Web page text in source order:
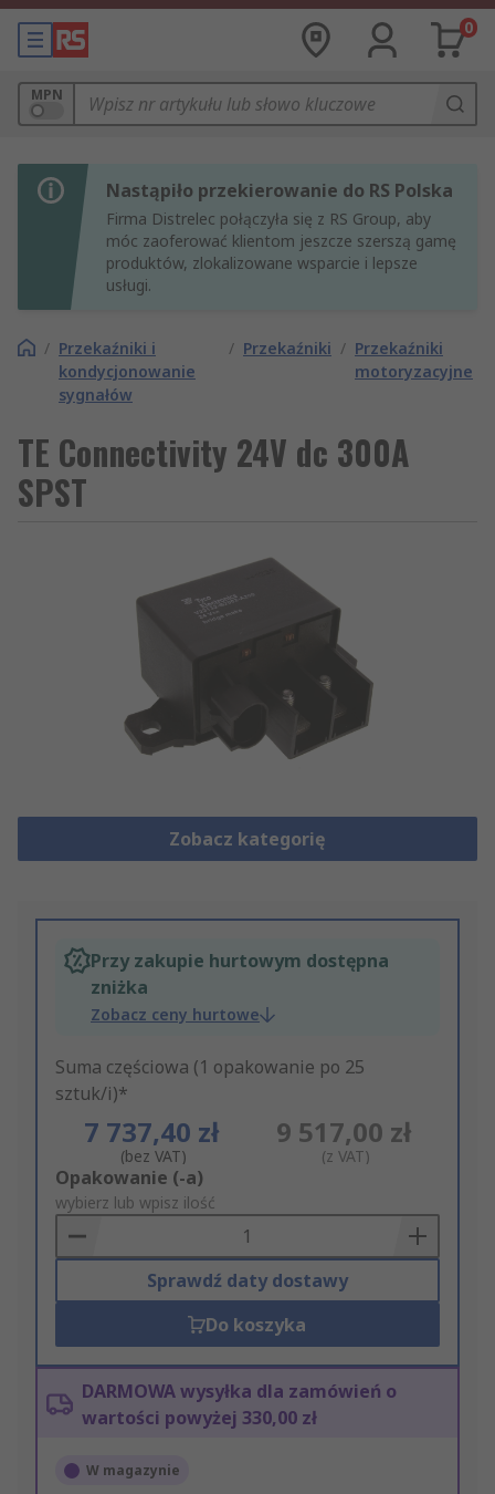
0
MPN
Nastąpiło przekierowanie do RS Polska
Firma Distrelec połączyła się z RS Group, aby
móc zaoferować klientom jeszcze szerszą gamę
produktów, zlokalizowane wsparcie i lepsze
usługi.
/ Przekaźniki i
kondycjonowanie
sygnałów
/ Przekaźniki / Przekaźniki
motoryzacyjne
TE Connectivity 24V dc 300A
SPST
Zobacz kategorię
Przy zakupie hurtowym dostępna
zniżka
Zobacz ceny hurtowe
Suma częściowa (1 opakowanie po 25
sztuk/i)*
7 737,40 zł
(bez VAT)
9 517,00 zł
(z VAT)
Add
to
Basket
Opakowanie (-a)
wybierz lub wpisz ilość
Sprawdź daty dostawy
Do koszyka
DARMOWA wysyłka dla zamówień o
wartości powyżej 330,00 zł
W magazynie